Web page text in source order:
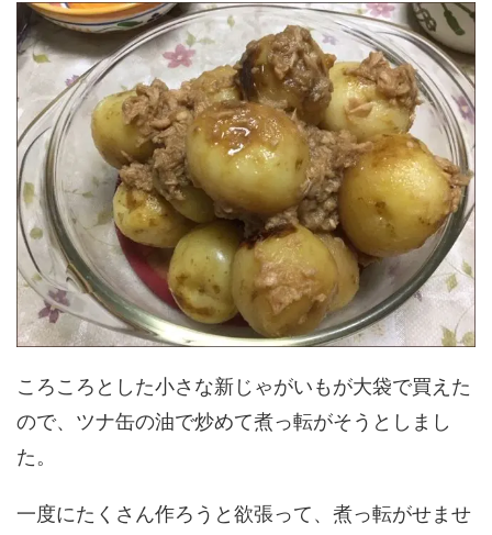
ころころとした小さな新じゃがいもが大袋で買えた
ので、ツナ缶の油で炒めて煮っ転がそうとしまし
た。
一度にたくさん作ろうと欲張って、煮っ転がせませ